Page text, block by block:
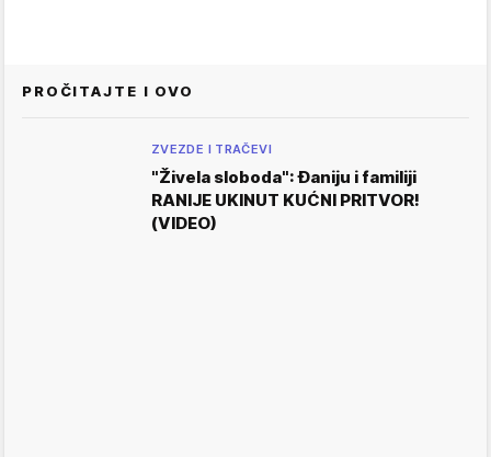
PROČITAJTE I OVO
ZVEZDE I TRAČEVI
"Živela sloboda": Đaniju i familiji
RANIJE UKINUT KUĆNI PRITVOR!
(VIDEO)